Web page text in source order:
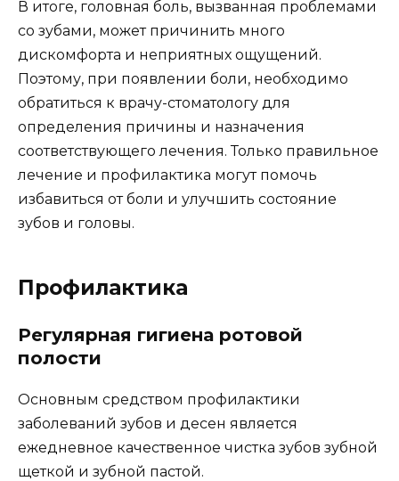
В итоге, головная боль, вызванная проблемами
со зубами, может причинить много
дискомфорта и неприятных ощущений.
Поэтому, при появлении боли, необходимо
обратиться к врачу-стоматологу для
определения причины и назначения
соответствующего лечения. Только правильное
лечение и профилактика могут помочь
избавиться от боли и улучшить состояние
зубов и головы.
Профилактика
Регулярная гигиена ротовой
полости
Основным средством профилактики
заболеваний зубов и десен является
ежедневное качественное чистка зубов зубной
щеткой и зубной пастой.